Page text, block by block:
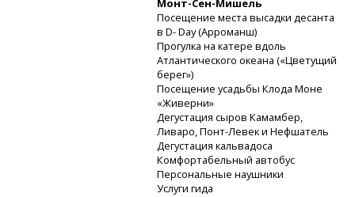
Монт-Сен-Мишель
Посещение места высадки десанта
в D- Day (Арроманш)
Прогулка на катере вдоль
Атлантического океана («Цветущий
берег»)
Посещение усадьбы Клода Моне
«Живерни»
Дегустация сыров Камамбер,
Ливаро,Понт-Левеки Нефшатель
Дегустация кальвадоса
Комфортабельный автобус
Персональные наушники
Услуги гида